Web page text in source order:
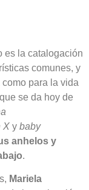
es la catalogación
comunes, y
para la vida
se da hoy de
X y baby
anhelos y
.
Mariela